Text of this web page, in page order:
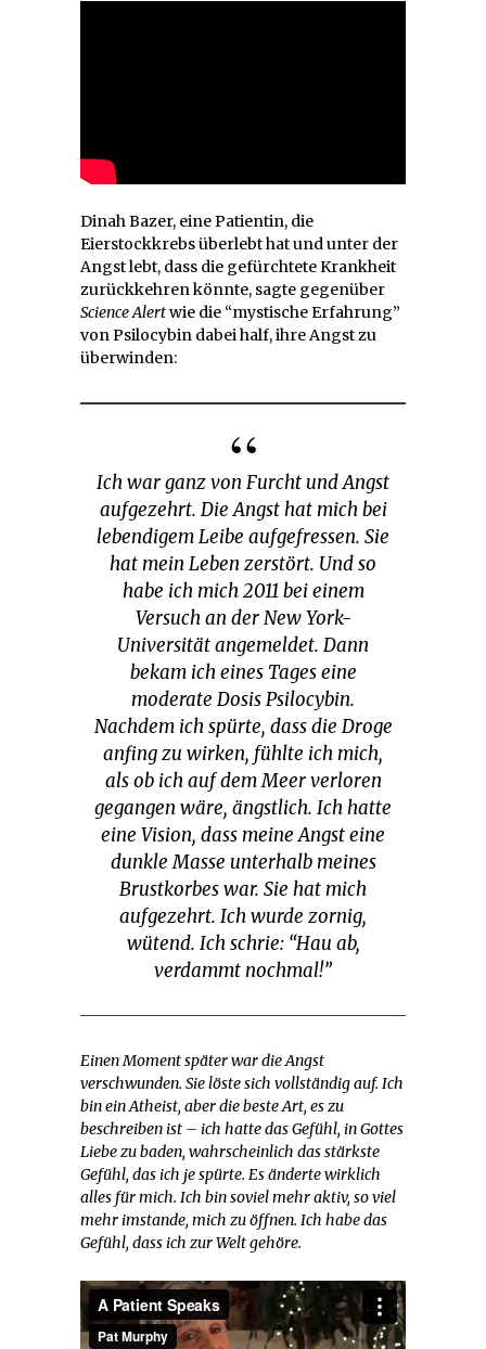
Dinah Bazer, eine Patientin, die
Eierstockkrebs überlebt hat und unter der
Angst lebt, dass die gefürchtete Krankheit
zurückkehren könnte, sagte gegenüber
Science Alertwie die “mystische Erfahrung”
von Psilocybin dabei half, ihre Angst zu
überwinden:
Ich war ganz von Furcht und Angst
aufgezehrt. Die Angst hat mich bei
lebendigem Leibe aufgefressen. Sie
hat mein Leben zerstört. Und so
habe ich mich 2011 bei einem
Versuch an der New York-
Universität angemeldet. Dann
bekam ich eines Tages eine
moderate Dosis Psilocybin.
Nachdem ich spürte, dass die Droge
anfing zu wirken, fühlte ich mich,
als ob ich auf dem Meer verloren
gegangen wäre, ängstlich. Ich hatte
eine Vision, dass meine Angst eine
dunkle Masse unterhalb meines
Brustkorbes war. Sie hat mich
aufgezehrt. Ich wurde zornig,
wütend. Ich schrie: “Hau ab,
verdammt nochmal!”
Einen Moment später war die Angst
verschwunden. Sie löste sich vollständig auf. Ich
bin ein Atheist, aber die beste Art, es zu
beschreiben ist – ich hatte das Gefühl, in Gottes
Liebe zu baden, wahrscheinlich das stärkste
Gefühl, das ich je spürte. Es änderte wirklich
alles für mich. Ich bin soviel mehr aktiv, so viel
mehr imstande, mich zu öffnen. Ich habe das
Gefühl, dass ich zur Welt gehöre.